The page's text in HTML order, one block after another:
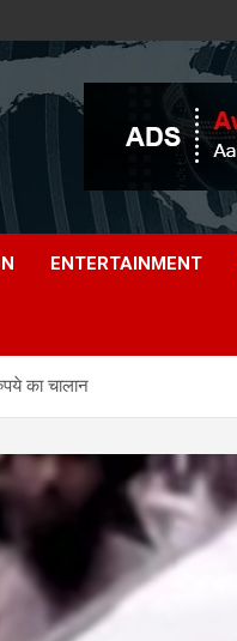
ENTERTAINMENT
का चालान